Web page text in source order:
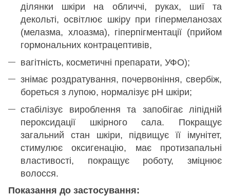
ділянки шкіри на обличчі, руках, шиї та
декольті, освітлює шкіру при гіпермеланозах
(мелазма, хлоазма), гіперпігментації (прийом
гормональних контрацептивів,
вагітність, косметичні препарати, УФО);
знімає роздратування, почервоніння, свербіж,
бореться з лупою, нормалізує рН шкіри;
стабілізує вироблення та запобігає ліпідній
пероксидації шкірного сала. Покращує
загальний стан шкіри, підвищує її імунітет,
стимулює оксигенацію, має протизапальні
властивості, покращує роботу, зміцнює
волосся.
Показання до застосування: